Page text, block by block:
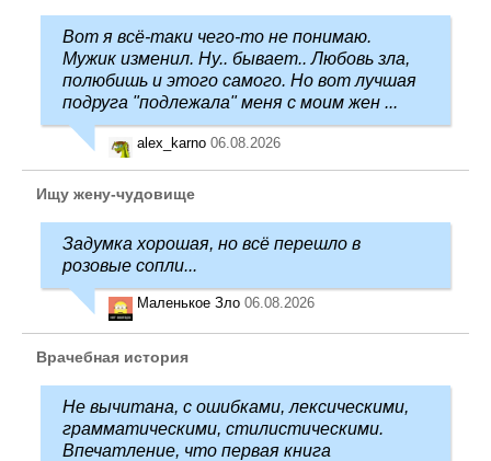
Вот я всё-таки чего-то не понимаю.
Мужик изменил. Ну.. бывает.. Любовь зла,
полюбишь и этого самого. Но вот лучшая
подруга "подлежала" меня с моим жен ...
alex_karno 06.08.2026
Ищу жену-чудовище
Задумка хорошая, но всё перешло в
розовые сопли...
Маленькое Зло 06.08.2026
Врачебная история
Не вычитана, с ошибками, лексическими,
грамматическими, стилистическими.
Впечатление, что первая книга